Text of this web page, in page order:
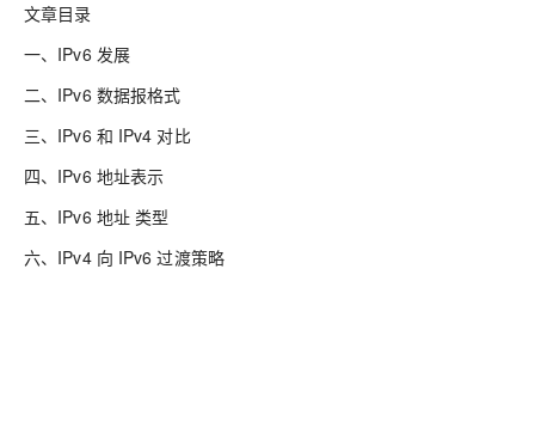
文章目录
一、IPv6 发展
二、IPv6 数据报格式
三、IPv6 和 IPv4 对比
四、IPv6 地址表示
五、IPv6 地址 类型
六、IPv4 向 IPv6 过渡策略